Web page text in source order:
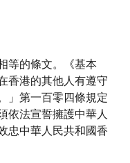
等的條文。《基本
香港的其他人有遵守
」第一百零四條規定
依法宣誓擁護中華人
忠中華人民共和國香